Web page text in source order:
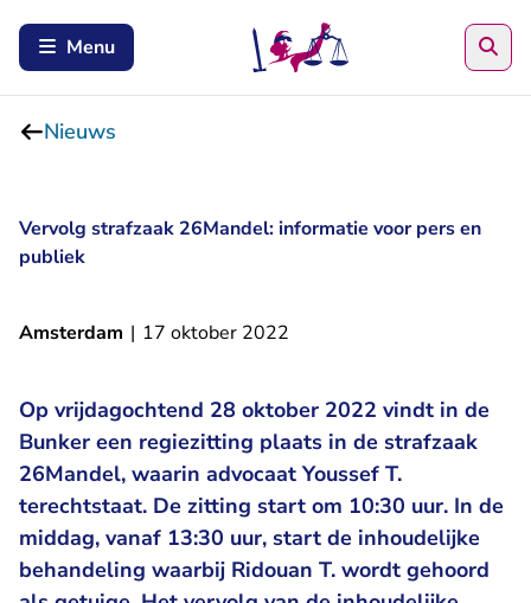
Menu
Nieuws
Vervolg strafzaak 26Mandel: informatie voor pers en
publiek
Amsterdam | 17 oktober 2022
Op vrijdagochtend 28 oktober 2022 vindt in de
Bunker een regiezitting plaats in de strafzaak
26Mandel, waarin advocaat Youssef T.
terechtstaat. De zitting start om 10:30 uur. In de
middag, vanaf 13:30 uur, start de inhoudelijke
behandeling waarbij Ridouan T. wordt gehoord